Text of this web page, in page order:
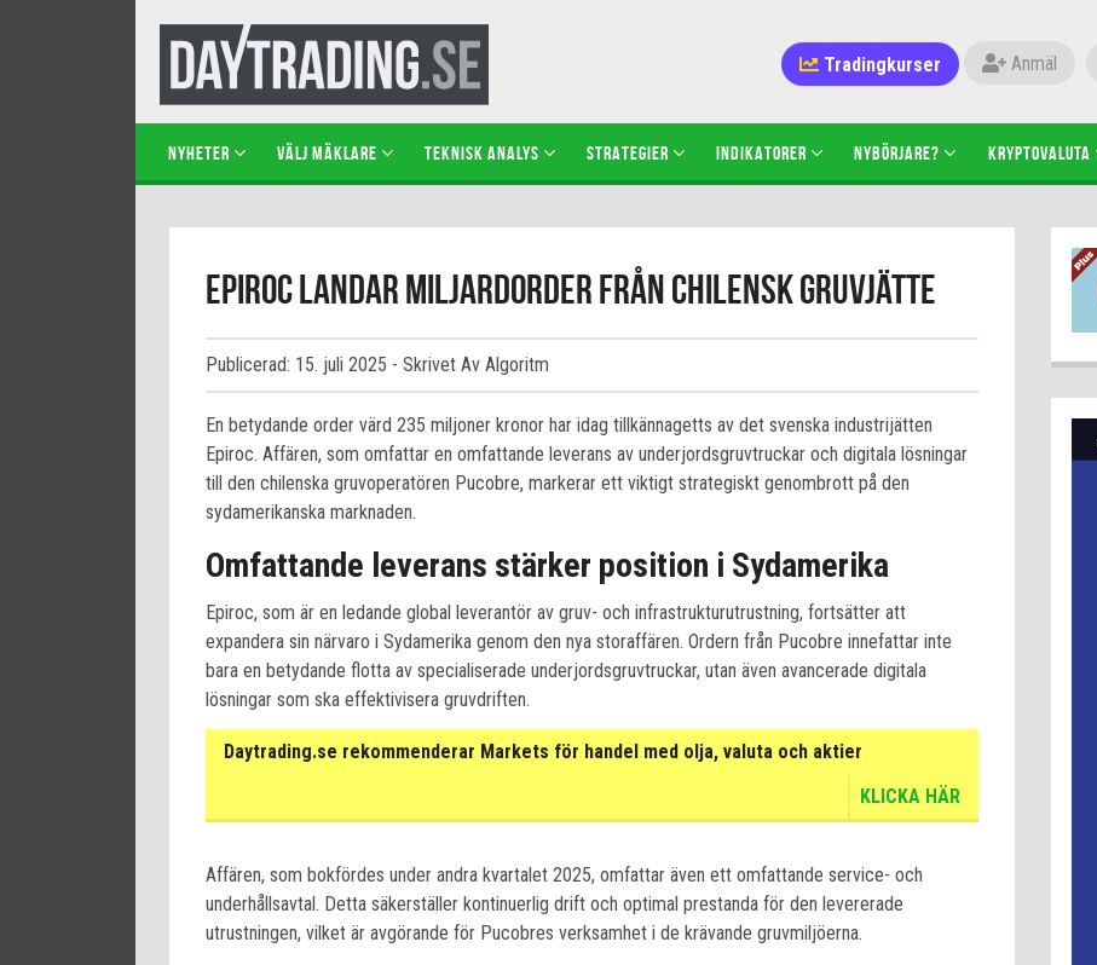
Tradingkurser Anmäl
NYHETER VÄLJ MÄKLARE TEKNISK ANALYS STRATEGIER INDIKATORER NYBÖRJARE? KRYPTOVALUTA
Epiroc landar miljardorder från chilensk gruvjätte
Publicerad: 15. juli 2025 - Skrivet Av Algoritm
En betydande order värd 235 miljoner kronor har idag tillkännagetts av det svenska industrijätten
Epiroc. Affären, som omfattar en omfattande leverans av underjordsgruvtruckar och digitala lösningar
till den chilenska gruvoperatören Pucobre, markerar ett viktigt strategiskt genombrott på den
sydamerikanska marknaden.
Omfattande leverans stärker position i Sydamerika
Epiroc, som är en ledande global leverantör av gruv- och infrastrukturutrustning, fortsätter att
expandera sin närvaro i Sydamerika genom den nya storaffären. Ordern från Pucobre innefattar inte
bara en betydande flotta av specialiserade underjordsgruvtruckar, utan även avancerade digitala
lösningar som ska effektivisera gruvdriften.
Daytrading.se rekommenderar Markets för handel med olja, valuta och aktier
KLICKA HÄR
Affären, som bokfördes under andra kvartalet 2025, omfattar även ett omfattande service- och
underhållsavtal. Detta säkerställer kontinuerlig drift och optimal prestanda för den levererade
utrustningen, vilket är avgörande för Pucobres verksamhet i de krävande gruvmiljöerna.